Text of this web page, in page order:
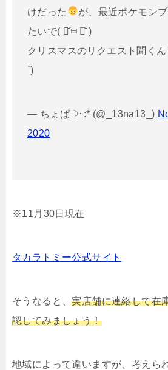
けだった
が、最近ポケモン
たいで( ･᷄ㅂ･᷅ )
クリスマスのリクエスト聞く
`)
— ちょぱ☽･:* (@_13na13_)
2020
※11月30日現在
タカラトミー公式サイト
そうなると、実店舗に連絡して在
認してみましょう！
地域によって違いますが、考えら